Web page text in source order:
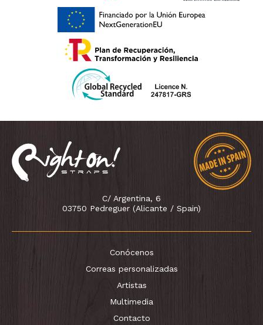
C/ Argentina, 6
03750 Pedreguer (Alicante / Spain)
Conócenos
Correas personalizadas
Artistas
Multimedia
Contacto